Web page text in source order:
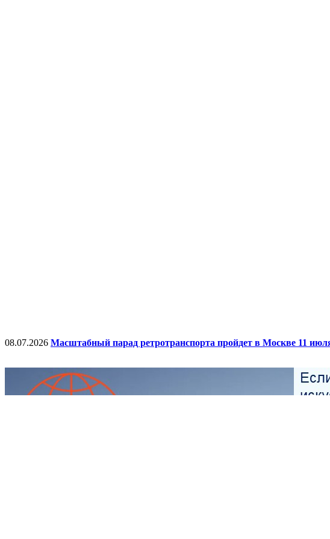
08.07.2026 Масштабный парад ретротранспорта пройдет в Москве 11